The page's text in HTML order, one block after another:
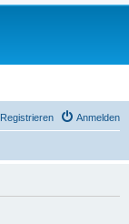
Anmelden
Registrieren